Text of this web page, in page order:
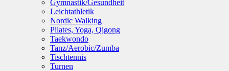
Gymnastik/Gesundheit
Leichtathletik
Nordic Walking
Pilates, Yoga, Qigong
Taekwondo
Tanz/Aerobic/Zumba
Tischtennis
Turnen